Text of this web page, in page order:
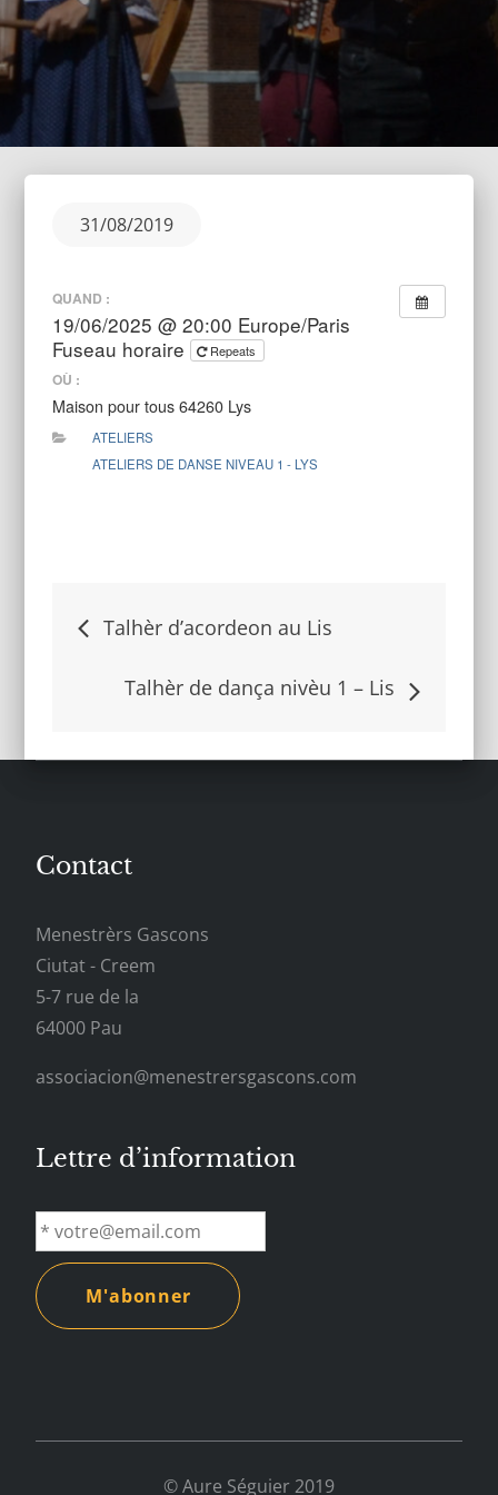
Posted
31/08/2019
QUAND :
19/06/2025 @ 20:00 Europe/Paris
Fuseau horaire
Repeats
OÙ :
Maison pour tous 64260 Lys
ATELIERS
ATELIERS DE DANSE NIVEAU 1 - LYS
Navigation
Talhèr d’acordeon au Lis
Talhèr de dança nivèu 1 – Lis
Contact
Menestrèrs Gascons
Ciutat - Creem
5-7 rue de la
64000 Pau
associacion@menestrersgascons.com
Lettre d’information
© Aure Séguier 2019